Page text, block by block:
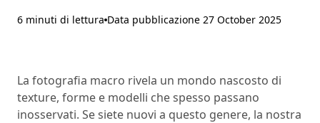
6 minuti di lettura Data pubblicazione 27 October 2025
La fotografia macro rivela un mondo nascosto di
texture, forme e modelli che spesso passano
inosservati. Se siete nuovi a questo genere, la nostra